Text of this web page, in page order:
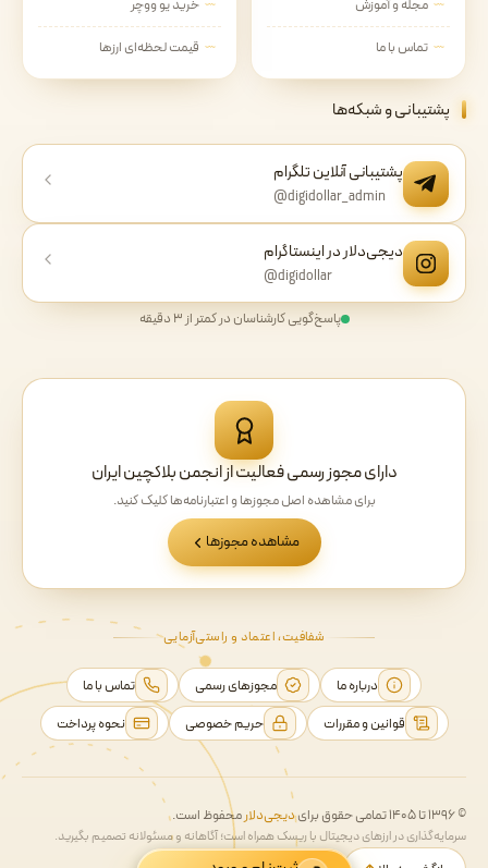
مجله و آموزش
تماس با ما
خرید یو ووچر
قیمت لحظه‌ای ارزها
پشتیبانی و شبکه‌ها
پشتیبانی آنلاین تلگرام
@digidollar_admin
دیجی‌دلار در اینستاگرام
@digidollar
پاسخ‌گویی کارشناسان در کمتر از ۳ دقیقه
دارای مجوز رسمی فعالیت از انجمن بلاکچین ایران
برای مشاهده اصل مجوزها و اعتبارنامه‌ها کلیک کنید.
مشاهده مجوزها
شفافیت، اعتماد و راستی‌آزمایی
درباره ما مجوزهای رسمی
تماس با ما
قوانین و مقررات
حریم خصوصی نحوه پرداخت
© ۱۳۹۶ تا ۱۴۰۵ تمامی حقوق برای دیجی‌دلارمحفوظ است.
سرمایه‌گذاری در ارزهای دیجیتال با ریسک همراه است؛ آگاهانه و مسئولانه تصمیم بگیرید.